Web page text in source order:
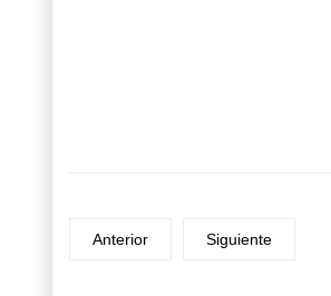
Anterior Siguiente